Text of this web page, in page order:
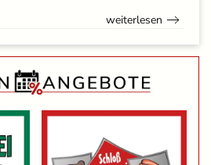
weiterlesen